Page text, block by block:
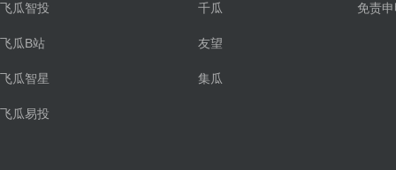
飞瓜智投
飞瓜B站
飞瓜智星
飞瓜易投
千瓜
友望
集瓜
免责